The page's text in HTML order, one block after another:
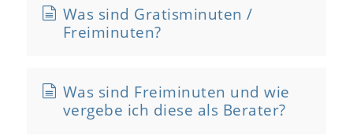
Was sind Gratisminuten /
Freiminuten?
Was sind Freiminuten und wie
vergebe ich diese als Berater?